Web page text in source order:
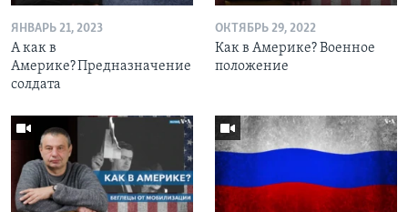
ЯНВАРЬ 21, 2023
А как в
Америке? Предназначение
солдата
ОКТЯБРЬ 29, 2022
Как в Америке? Военное
положение